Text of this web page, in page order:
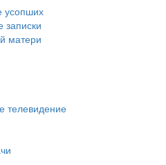
усопших
матери
телевидение